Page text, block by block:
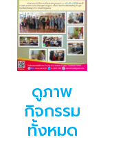
ดูภาพ
กิจกรรม
ทั้งหมด